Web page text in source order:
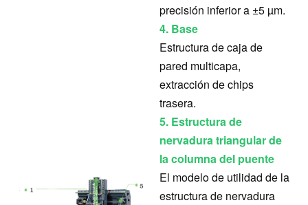
precisión inferior a ±5 µm.
4. Base
Estructura de caja de
pared multicapa,
extracción de chips
trasera.
5. Estructura de
nervadura triangular de
la columna del puente
El modelo de utilidad de la
estructura de nervadura